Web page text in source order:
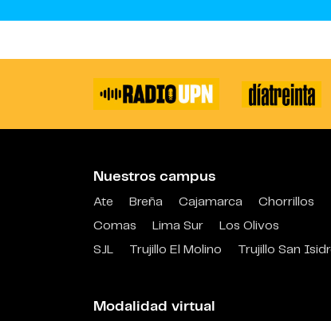
Nuestros campus
Ate Breña Cajamarca
Chorrillos
Comas
Lima Sur
Los Olivos
SJL
Trujillo El Molino Trujillo San
Modalidad virtual